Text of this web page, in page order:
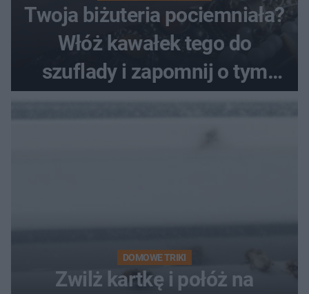
Twoja biżuteria pociemniała?
Włóż kawałek tego do
szuflady i zapomnij o tym
problemie. Sposób na
DOMOWE TRIKI
Zwilż kartkę i połóż na